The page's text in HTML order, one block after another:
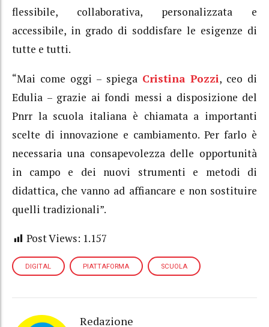
flessibile, collaborativa, personalizzata e
accessibile, in grado di soddisfare le esigenze di
tutte e tutti.
“Mai come oggi – spiega Cristina Pozzi, ceo di
Edulia – grazie ai fondi messi a disposizione del
Pnrr la scuola italiana è chiamata a importanti
scelte di innovazione e cambiamento. Per farlo è
necessaria una consapevolezza delle opportunità
in campo e dei nuovi strumenti e metodi di
didattica, che vanno ad affiancare e non sostituire
quelli tradizionali”.
Post Views: 1.157
DIGITAL PIATTAFORMA SCUOLA
Redazione